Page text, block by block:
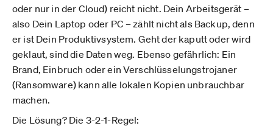
oder nur in der Cloud) reicht nicht. Dein Arbeitsgerät –
also Dein Laptop oder PC – zählt nicht als Backup, denn
er ist Dein Produktivsystem. Geht der kaputt oder wird
geklaut, sind die Daten weg. Ebenso gefährlich: Ein
Brand, Einbruch oder ein Verschlüsselungstrojaner
(Ransomware) kann alle lokalen Kopien unbrauchbar
machen.
Die Lösung? Die 3-2-1-Regel: